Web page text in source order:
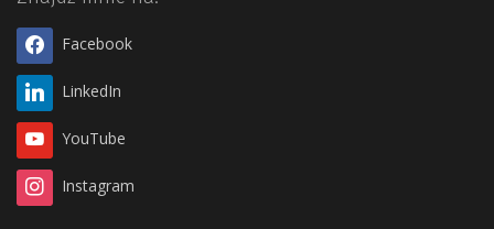
Facebook
LinkedIn
YouTube
Instagram